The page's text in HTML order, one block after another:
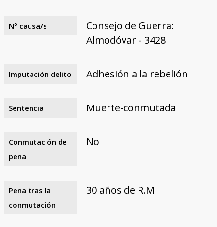
Nº causa/s
Consejo de Guerra:
Almodóvar - 3428
Imputación delito Adhesión a la rebelión
Sentencia Muerte-conmutada
Conmutación de
pena
No
Pena tras la
conmutación
30 años de R.M